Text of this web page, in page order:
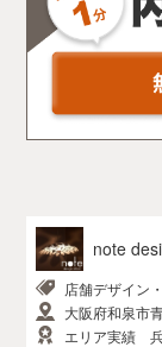
note
店舗デザイン
大阪府和泉市
エリア実績